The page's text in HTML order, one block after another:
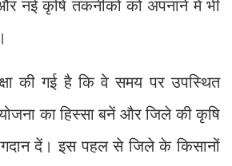
नई कृषि तकनीकों को अपनाने में भी
की गई है कि वे समय पर उपस्थित
का हिस्सा बनें और जिले की कृषि
दें। इस पहल से जिले के किसानों